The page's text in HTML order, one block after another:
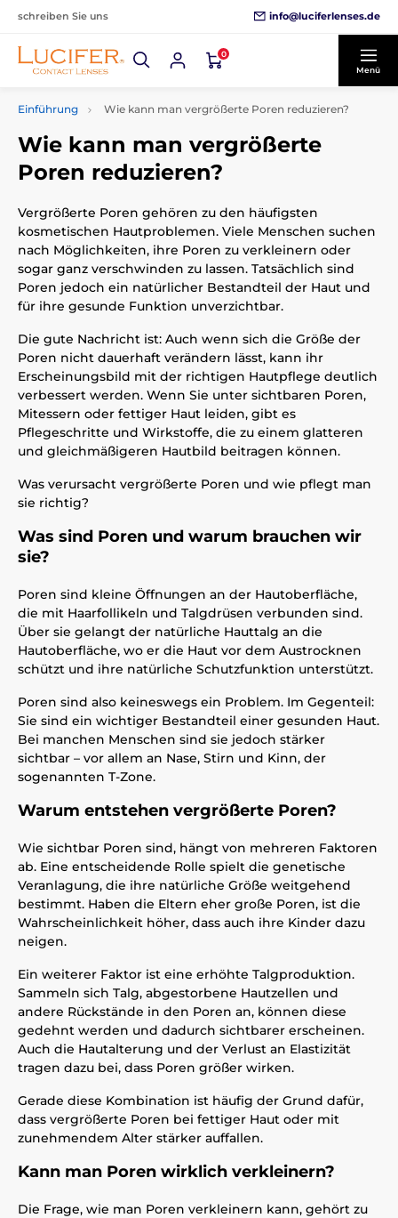
schreiben Sie uns info@luciferlenses.de
0
Menü
Einführung Wie kann man vergrößerte Poren reduzieren?
Wie kann man vergrößerte
Poren reduzieren?
Vergrößerte Poren gehören zu den häufigsten
kosmetischen Hautproblemen. Viele Menschen suchen
nach Möglichkeiten, ihre Poren zu verkleinern oder
sogar ganz verschwinden zu lassen. Tatsächlich sind
Poren jedoch ein natürlicher Bestandteil der Haut und
für ihre gesunde Funktion unverzichtbar.
Die gute Nachricht ist: Auch wenn sich die Größe der
Poren nicht dauerhaft verändern lässt, kann ihr
Erscheinungsbild mit der richtigen Hautpflege deutlich
verbessert werden. Wenn Sie unter sichtbaren Poren,
Mitessern oder fettiger Haut leiden, gibt es
Pflegeschritte und Wirkstoffe, die zu einem glatteren
und gleichmäßigeren Hautbild beitragen können.
Was verursacht vergrößerte Poren und wie pflegt man
sie richtig?
Was sind Poren und warum brauchen wir
sie?
Poren sind kleine Öffnungen an der Hautoberfläche,
die mit Haarfollikeln und Talgdrüsen verbunden sind.
Über sie gelangt der natürliche Hauttalg an die
Hautoberfläche, wo er die Haut vor dem Austrocknen
schützt und ihre natürliche Schutzfunktion unterstützt.
Poren sind also keineswegs ein Problem. Im Gegenteil:
Sie sind ein wichtiger Bestandteil einer gesunden Haut.
Bei manchen Menschen sind sie jedoch stärker
sichtbar – vor allem an Nase, Stirn und Kinn, der
sogenannten T-Zone.
Warum entstehen vergrößerte Poren?
Wie sichtbar Poren sind, hängt von mehreren Faktoren
ab. Eine entscheidende Rolle spielt die genetische
Veranlagung, die ihre natürliche Größe weitgehend
bestimmt. Haben die Eltern eher große Poren, ist die
Wahrscheinlichkeit höher, dass auch ihre Kinder dazu
neigen.
Ein weiterer Faktor ist eine erhöhte Talgproduktion.
Sammeln sich Talg, abgestorbene Hautzellen und
andere Rückstände in den Poren an, können diese
gedehnt werden und dadurch sichtbarer erscheinen.
Auch die Hautalterung und der Verlust an Elastizität
tragen dazu bei, dass Poren größer wirken.
Gerade diese Kombination ist häufig der Grund dafür,
dass vergrößerte Poren bei fettiger Haut oder mit
zunehmendem Alter stärker auffallen.
Kann man Poren wirklich verkleinern?
Die Frage, wie man Poren verkleinern kann, gehört zu